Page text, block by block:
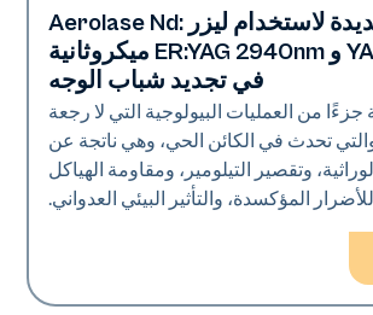
إمكانيات جديدة لاستخدام ليزر Aerolase Nd:
YAG 1064nm و ER:YAG 2940nm ميكروثانية
في تجديد شباب الوجه
من العمليات البيولوجية التي لا رجعة
تحدث في الكائن الحي، وهي ناتجة عن
وتقصير التيلومير، ومقاومة الهياكل
المؤكسدة، والتأثير البيئي العدواني.